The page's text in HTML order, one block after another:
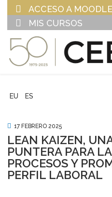
ACCESO A MOODLE
MIS CURSOS
EU ES
17 FEBRERO 2025
LEAN KAIZEN,
PUNTERA PARA
PROCESOS Y
PERFIL LABORAL